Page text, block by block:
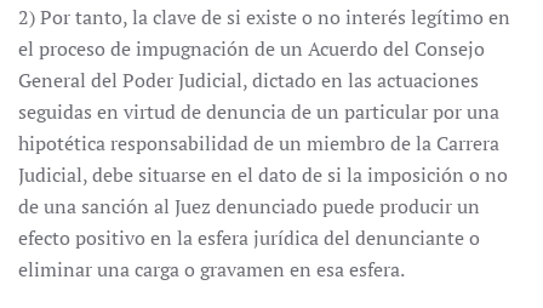
2) Por tanto, la clave de si existe o no interés legítimo en
el proceso de impugnación de un Acuerdo del Consejo
General del Poder Judicial, dictado en las actuaciones
seguidas en virtud de denuncia de un particular por una
hipotética responsabilidad de un miembro de la Carrera
Judicial, debe situarse en el dato de si la imposición o no
de una sanción al Juez denunciado puede producir un
efecto positivo en la esfera jurídica del denunciante o
eliminar una carga o gravamen en esa esfera.